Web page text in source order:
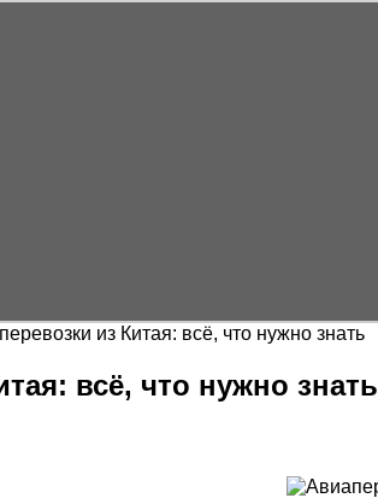
из Китая: всё, что нужно знать
всё, что нужно знать